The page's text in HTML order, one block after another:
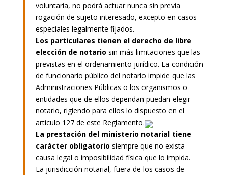
voluntaria, no podrá actuar nunca sin previa
rogación de sujeto interesado, excepto en casos
especiales legalmente fijados.
Los particulares tienen el derecho de libre
elección de notario sin más limitaciones que las
previstas en el ordenamiento jurídico. La condición
de funcionario público del notario impide que las
Administraciones Públicas o los organismos o
entidades que de ellos dependan puedan elegir
notario, rigiendo para ellos lo dispuesto en el
artículo 127 de este Reglamento.
La prestación del ministerio notarial tiene
carácter obligatorio siempre que no exista
causa legal o imposibilidad física que lo impida.
La jurisdicción notarial, fuera de los casos de